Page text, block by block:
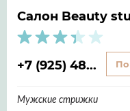
Салон Beauty
+7 (925) 48...
Мужские стрижки